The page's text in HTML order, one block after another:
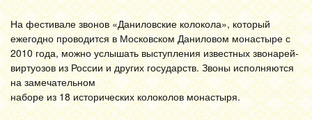
На фестивале звонов «Даниловские колокола», который
ежегодно проводится в Московском Даниловом монастыре с
2010 года, можно услышать выступления известных звонарей-
виртуозов из России и других государств. Звоны исполняются
на замечательном
наборе из 18 исторических колоколов монастыря.